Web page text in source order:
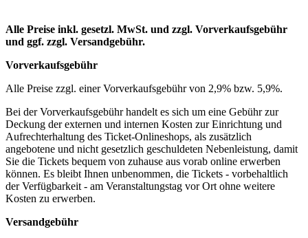
Alle Preise inkl. gesetzl. MwSt. und zzgl. Vorverkaufsgebühr
und ggf. zzgl. Versandgebühr.
Vorverkaufsgebühr
Alle Preise zzgl. einer Vorverkaufsgebühr von 2,9% bzw. 5,9%.
Bei der Vorverkaufsgebühr handelt es sich um eine Gebühr zur
Deckung der externen und internen Kosten zur Einrichtung und
Aufrechterhaltung des Ticket-Onlineshops, als zusätzlich
angebotene und nicht gesetzlich geschuldeten Nebenleistung, damit
Sie die Tickets bequem von zuhause aus vorab online erwerben
können. Es bleibt Ihnen unbenommen, die Tickets - vorbehaltlich
der Verfügbarkeit - am Veranstaltungstag vor Ort ohne weitere
Kosten zu erwerben.
Versandgebühr